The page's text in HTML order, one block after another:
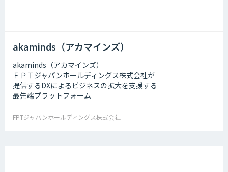
akaminds（アカマインズ）
akaminds（アカマインズ）
ＦＰＴジャパンホールディングス株式会社が
提供するDXによるビジネスの拡大を支援する
最先端プラットフォーム
FPTジャパンホールディングス株式会社